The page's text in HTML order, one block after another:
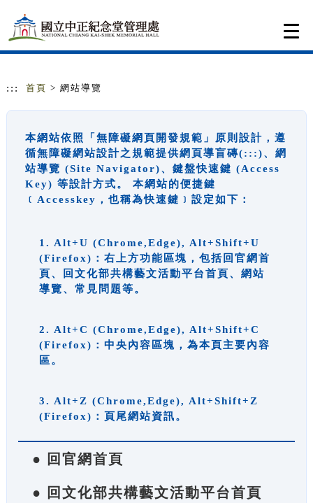
::: 首頁 > 網站導覽
本網站依照「無障礙網頁開發規範」原則設計，遵
循無障礙網站設計之規範提供網頁導盲磚(:::)、網
站導覽 (Site Navigator)、鍵盤快速鍵 (Access
Key) 等設計方式。 本網站的便捷鍵
﹝Accesskey，也稱為快速鍵﹞設定如下：
1. Alt+U (Chrome,Edge), Alt+Shift+U
(Firefox)：右上方功能區塊，包括回官網首
頁、回文化部共構藝文活動平台首頁、網站
導覽、常見問題等。
2. Alt+C (Chrome,Edge), Alt+Shift+C
(Firefox)：中央內容區塊，為本頁主要內容
區。
3. Alt+Z (Chrome,Edge), Alt+Shift+Z
(Firefox)：頁尾網站資訊。
● 回官網首頁
● 回文化部共構藝文活動平台首頁